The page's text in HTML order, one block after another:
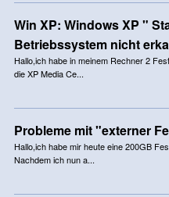
Win XP: Windows XP "
Betriebssystem nicht
Hallo,ich habe in meinem Rechner 2
die XP Media Ce...
Probleme mit "externer
Hallo,ich habe mir heute eine 200GB
Nachdem ich nun a...